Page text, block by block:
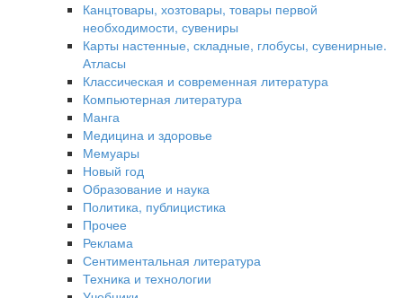
Канцтовары, хозтовары, товары первой
необходимости, сувениры
Карты настенные, складные, глобусы, сувенирные.
Атласы
Классическая и современная литература
Компьютерная литература
Манга
Медицина и здоровье
Мемуары
Новый год
Образование и наука
Политика, публицистика
Прочее
Реклама
Сентиментальная литература
Техника и технологии